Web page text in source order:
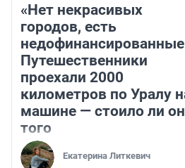
«Нет некрасивых
городов, есть
Путешественники
проехали 2000
километров по Уралу
машине — стоило ли
того
Екатерина Литкевич